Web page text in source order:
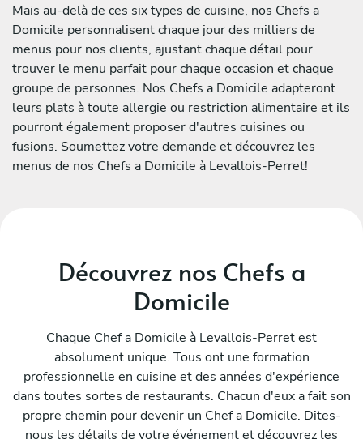
Mais au-delà de ces six types de cuisine, nos Chefs a
Domicile personnalisent chaque jour des milliers de
menus pour nos clients, ajustant chaque détail pour
trouver le menu parfait pour chaque occasion et chaque
groupe de personnes. Nos Chefs a Domicile adapteront
leurs plats à toute allergie ou restriction alimentaire et ils
pourront également proposer d'autres cuisines ou
fusions. Soumettez votre demande et découvrez les
menus de nos Chefs a Domicile à Levallois-Perret!
Découvrez nos Chefs a
Domicile
Chaque Chef a Domicile à Levallois-Perret est
absolument unique. Tous ont une formation
professionnelle en cuisine et des années d'expérience
dans toutes sortes de restaurants. Chacun d'eux a fait son
propre chemin pour devenir un Chef a Domicile. Dites-
nous les détails de votre événement et découvrez les